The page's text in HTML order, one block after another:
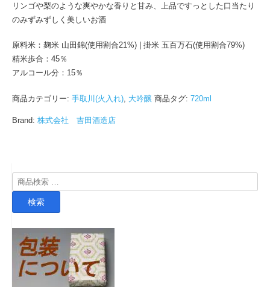
リンゴや梨のような爽やかな香りと甘み、上品ですっとした口当たり
のみずみずしく美しいお酒
原料米：麹米 山田錦(使用割合21%) | 掛米 五百万石(使用割合79%)
精米歩合：45％
アルコール分：15％
商品カテゴリー: 手取川(火入れ) 大吟醸 商品タグ: 720ml
Brand: 株式会社 吉田酒造店
検
索
検索